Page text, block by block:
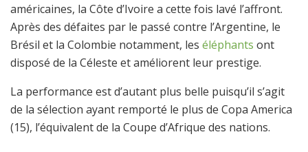
américaines, la Côte d’Ivoire a cette fois lavé l’affront.
Après des défaites par le passé contre l’Argentine, le
Brésil et la Colombie notamment, les éléphants ont
disposé de la Céleste et améliorent leur prestige.
La performance est d’autant plus belle puisqu’il s’agit
de la sélection ayant remporté le plus de Copa America
(15), l’équivalent de la Coupe d’Afrique des nations.